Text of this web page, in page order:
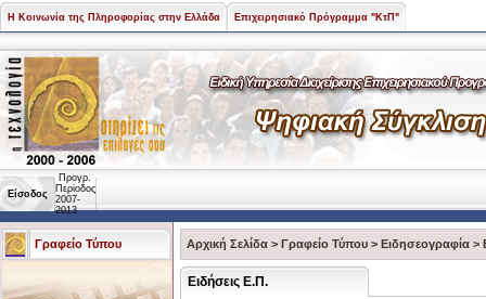
Η Κοινωνία της Πληροφορίας στην Ελλάδα Επιχειρησιακό Πρόγραμμα "ΚτΠ"
Είσοδος
Προγρ.
Περίοδος
2007-
2013
Γραφείο Τύπου Αρχική Σελίδα > Γραφείο Τύπου > Ειδησεογραφία >
Ειδήσεις Ε.Π.